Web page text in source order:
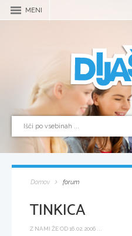
MENI
Domov forum
TINKICA
Z NAMI ŽE OD 16.02.2006 ...